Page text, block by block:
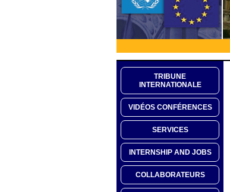
TRIBUNE
INTERNATIONALE
VIDÉOS CONFÉRENCES
SERVICES
INTERNSHIP AND JOBS
COLLABORATEURS